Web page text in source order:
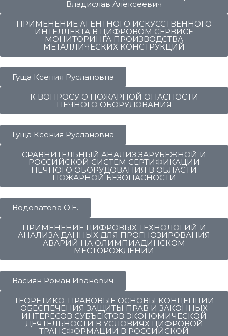
Владислав Алексеевич
ПРИМЕНЕНИЕ АГЕНТНОГО ИСКУССТВЕННОГО
ИНТЕЛЛЕКТА В ЦИФРОВОМ СЕРВИСЕ
МОНИТОРИНГА ПРОИЗВОДСТВА
МЕТАЛЛИЧЕСКИХ КОНСТРУКЦИЙ
Гуща Ксения Руслановна
К ВОПРОСУ О ПОЖАРНОЙ ОПАСНОСТИ
ПЕЧНОГО ОБОРУДОВАНИЯ
Гуща Ксения Руслановна
СРАВНИТЕЛЬНЫЙ АНАЛИЗ ЗАРУБЕЖНОЙ И
РОССИЙСКОЙ СИСТЕМ СЕРТИФИКАЦИИ
ПЕЧНОГО ОБОРУДОВАНИЯ В ОБЛАСТИ
ПОЖАРНОЙ БЕЗОПАСНОСТИ
Водоватова О.Е.
ПРИМЕНЕНИЕ ЦИФРОВЫХ ТЕХНОЛОГИЙ И
АНАЛИЗА ДАННЫХ ДЛЯ ПРОГНОЗИРОВАНИЯ
АВАРИЙ НА ОЛИМПИАДИНСКОМ
МЕСТОРОЖДЕНИИ
Васиян Роман Иванович
ТЕОРЕТИКО-ПРАВОВЫЕ ОСНОВЫ КОНЦЕПЦИИ
ОБЕСПЕЧЕНИЯ ЗАЩИТЫ ПРАВ И ЗАКОННЫХ
ИНТЕРЕСОВ СУБЪЕКТОВ ЭКОНОМИЧЕСКОЙ
ДЕЯТЕЛЬНОСТИ В УСЛОВИЯХ ЦИФРОВОЙ
ТРАНСФОРМАЦИИ В РОССИЙСКОЙ